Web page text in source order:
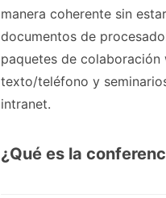
manera coherente sin
documentos de
paquetes de colaboración
texto/teléfono y
intranet.
¿Qué es la